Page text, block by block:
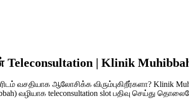
| Klinik
ஆலோசிக்க விரும்புகிறீர்களா? Klinik
வழியாக teleconsultation slot பதிவு செய்து